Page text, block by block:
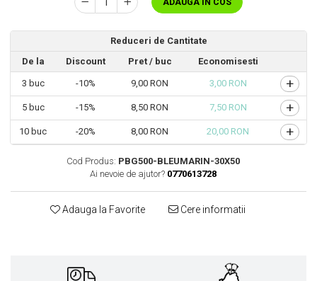
ADAUGA IN COS
Reduceri de Cantitate
De la
Discount Pret / buc Economisesti
3 buc -10% 9,00 RON 3,00 RON +
5buc -15% 8,50 RON 7,50 RON +
10 buc -20% 8,00 RON 20,00 RON +
Cod Produs: PBG500-BLEUMARIN-30X50
Ai nevoie de ajutor? 0770613728
Adauga la Favorite Cere informatii